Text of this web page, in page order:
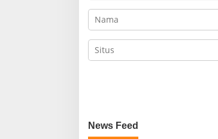
News Feed